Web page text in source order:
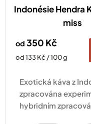
Indonésie Hendra
miss
od 350 Kč
Měrná
od 133 Kč / 100 g
Exotická káva z
zpracována
hybridním